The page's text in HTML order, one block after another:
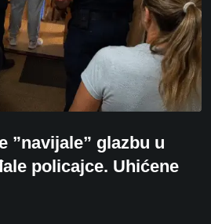
”navijale” glazbu u
policajce. Uhićene